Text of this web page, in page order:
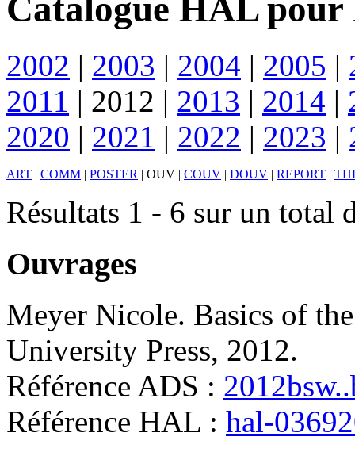
Catalogue HAL pour
2002 | 2003 | 2004 | 2005 |
2011 | 2012 | 2013 | 2014 |
2020 | 2021 | 2022 | 2023 |
ART | COMM | POSTER | OUV | COUV | DOUV | REPORT |
Résultats 1 - 6 sur un total
Ouvrages
Meyer Nicole. Basics of
University Press, 2012.
Référence ADS :
Référence HAL : hal-